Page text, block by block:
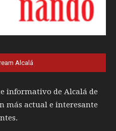
Alcalá
informativo de Alcalá de
más actual e interesante